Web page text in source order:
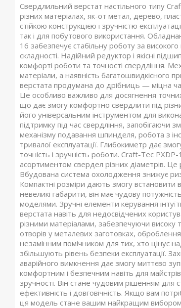
Свердлильний верстат настільного типу
різних матеріалах, як-от метал, дерево,
стійкою конструкцією і зручністю
так і для побутового використання.
16 забезпечує стабільну роботу за
складності. Надійний редуктор і якісні
комфорті роботи та точності свердління.
матеріали, а наявність багатошвидкісного
верстата продумана до дрібниць — міцна
Це особливо важливо для досягнення
що дає змогу комфортно свердлити під
його універсальним інструментом для
підтримку під час свердління, запобігаючи
механізму подавання шпинделя, робота з
тривалої експлуатації. Глибокиметр дає
точність і зручність роботи. Craft-Tec
асортиментом свердел різних діаметрів.
Вбудована система охолодження знижує
Компактні розміри дають змогу
невеликі габарити, він має чудову
моделями. Зручні елементи керування
верстата навіть для недосвідчених
різними матеріалами, забезпечуючи високу
отворів у металевих заготовках,
незамінним помічником для тих, хто цінує
збільшують рівень безпеки експлуатації.
аварійного вимкнення дає змогу миттєво
комфортним і безпечним навіть для
зручності. Він стане чудовим рішенням
ефективність і довговічність. Якщо вам
ця модель стане вашим найкращим